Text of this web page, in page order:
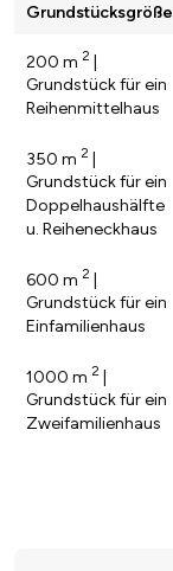
Grundstücksgröße
200 m 2 |
Grundstück für ein
Reihenmittelhaus
350 m 2 |
Grundstück für ein
Doppelhaushälfte
u. Reiheneckhaus
600 m 2 |
Grundstück für ein
Einfamilienhaus
1000 m 2 |
Grundstück für ein
Zweifamilienhaus